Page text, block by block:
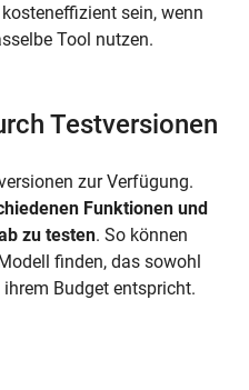
sein, wenn
Tool nutzen.
Testversionen
zur Verfügung.
Funktionen und
zu testen. So können
finden, das sowohl
Budget entspricht.